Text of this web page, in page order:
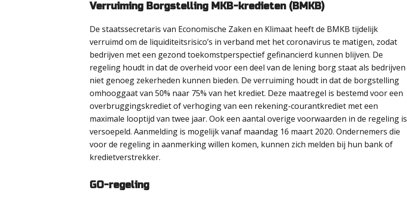
Verruiming Borgstelling MKB-kredieten (BMKB)
De staatssecretaris van Economische Zaken en Klimaat heeft de BMKB tijdelijk
verruimd om de liquiditeitsrisico’s in verband met het coronavirus te matigen, zodat
bedrijven met een gezond toekomstperspectief gefinancierd kunnen blijven. De
regeling houdt in dat de overheid voor een deel van de lening borg staat als bedrijven
niet genoeg zekerheden kunnen bieden. De verruiming houdt in dat de borgstelling
omhooggaat van 50% naar 75% van het krediet. Deze maatregel is bestemd voor een
overbruggingskrediet of verhoging van een rekening-courantkrediet met een
maximale looptijd van twee jaar. Ook een aantal overige voorwaarden in de regeling is
versoepeld. Aanmelding is mogelijk vanaf maandag 16 maart 2020. Ondernemers die
voor de regeling in aanmerking willen komen, kunnen zich melden bij hun bank of
kredietverstrekker.
GO-regeling